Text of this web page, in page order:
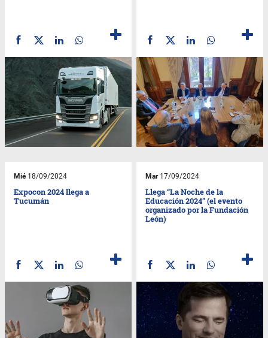
Mié18/09/2024
Expocon 2024 llega a
Tucumán
Mar17/09/2024
Llega “La Noche de la
Educación 2024” (el evento
organizado por la Fundación
León)